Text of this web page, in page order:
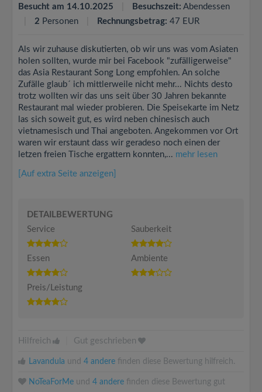
Besucht am 14.10.2025 Besuchszeit: Abendessen
2 Personen Rechnungsbetrag: 47 EUR
Als wir zuhause diskutierten, ob wir uns was vom Asiaten
holen sollten, wurde mir bei Facebook "zufälligerweise"
das Asia Restaurant Song Long empfohlen. An solche
Zufälle glaub´ ich mittlerweile nicht mehr... Nichts desto
trotz wollten wir das uns seit über 30 Jahren bekannte
Restaurant mal wieder probieren. Die Speisekarte im Netz
las sich soweit gut, es wird neben chinesisch auch
vietnamesisch und Thai angeboten. Angekommen vor Ort
waren wir erstaunt dass wir geradeso noch einen der
letzen freien Tische ergattern konnten,... mehr lesen
[Auf extra Seite anzeigen]
DETAILBEWERTUNG
Service
Sauberkeit
Essen Ambiente
Preis/Leistung
Hilfreich Gut geschrieben
Lavandula und 4 andere finden diese Bewertung hilfreich.
NoTeaForMe und 4 andere finden diese Bewertung gut